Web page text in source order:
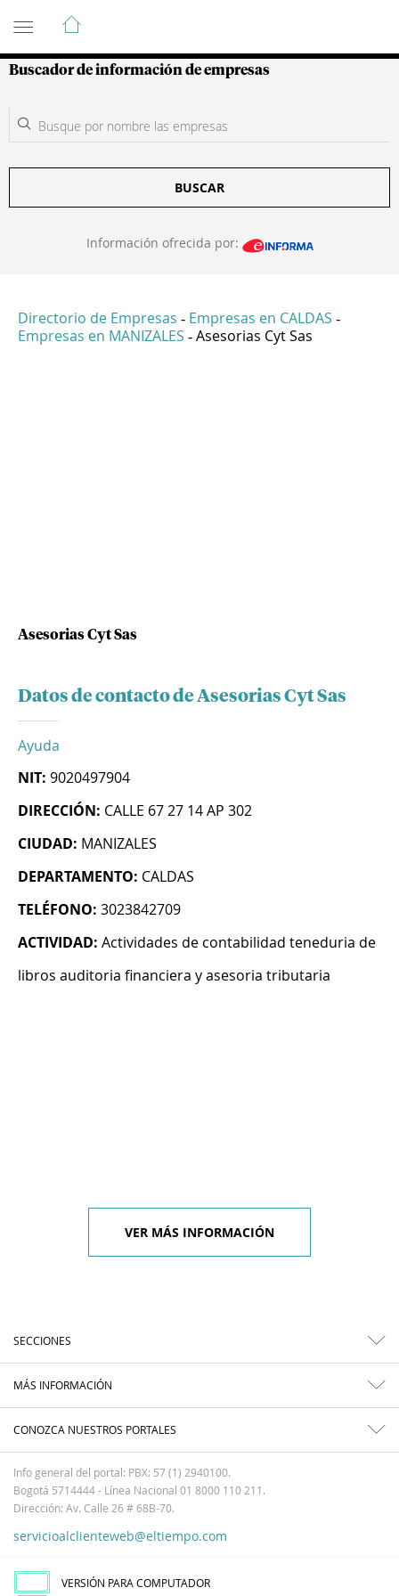
Guía de Empresas Colombianas
Buscador de información de empresas
BUSCAR
Información ofrecida por:
Directorio de Empresas - Empresas en CALDAS -
Empresas en MANIZALES - Asesorias Cyt Sas
Asesorias Cyt Sas
Datos de contacto de Asesorias Cyt Sas
Ayuda
NIT: 9020497904
DIRECCIÓN: CALLE 67 27 14 AP 302
CIUDAD: MANIZALES
DEPARTAMENTO: CALDAS
TELÉFONO: 3023842709
ACTIVIDAD: Actividades de contabilidad teneduria de
libros auditoria financiera y asesoria tributaria
VER MÁS INFORMACIÓN
SECCIONES
MÁS INFORMACIÓN
CONOZCA NUESTROS PORTALES
Info general del portal: PBX: 57 (1) 2940100.
Bogotá 5714444 - Línea Nacional 01 8000 110 211.
Dirección: Av. Calle 26 # 68B-70.
servicioalclienteweb@eltiempo.com
VERSIÓN PARA COMPUTADOR